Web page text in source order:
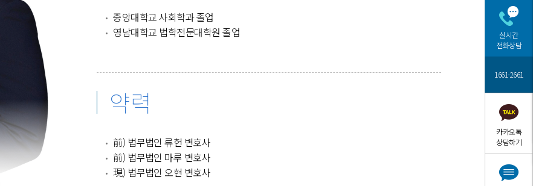
중앙대학교 사회학과 졸업
영남대학교 법학전문대학원 졸업
약력
前) 법무법인 류헌 변호사
前) 법무법인 마루 변호사
現) 법무법인 오현 변호사
실시간
전화상담
1661-2661
카카오톡
상담하기